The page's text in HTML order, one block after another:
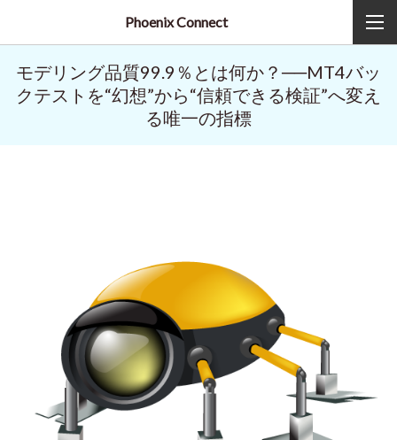
Phoenix Connect
モデリング品質99.9％とは何か？──MT4バッ
クテストを“幻想”から“信頼できる検証”へ変え
る唯一の指標